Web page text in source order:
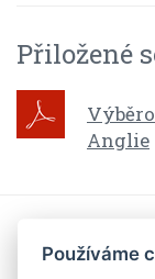
Přiložené
Anglie
Používáme